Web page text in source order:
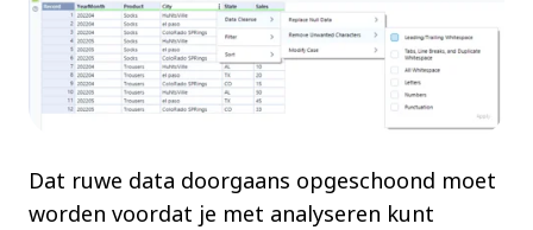
Dat ruwe data doorgaans opgeschoond moet
worden voordat je met analyseren kunt